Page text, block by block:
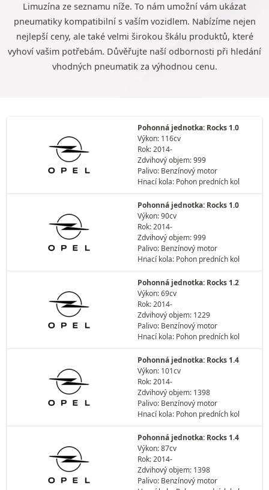
Limuzína ze seznamu níže. To nám umožní vám ukázat
pneumatiky kompatibilní s vaším vozidlem. Nabízíme nejen
nejlepší ceny, ale také velmi širokou škálu produktů, které
vyhoví vašim potřebám. Důvěřujte naší odbornosti při hledání
vhodných pneumatik za výhodnou cenu.
Pohonná jednotka: Rocks 1.0
Výkon: 116cv
Rok: 2014-
Zdvihový objem: 999
Palivo: Benzínový motor
Hnací kola: Pohon predních kol
Pohonná jednotka: Rocks 1.0
Výkon: 90cv
Rok: 2014-
Zdvihový objem: 999
Palivo: Benzínový motor
Hnací kola: Pohon predních kol
Pohonná jednotka: Rocks 1.2
Výkon: 69cv
Rok: 2014-
Zdvihový objem: 1229
Palivo: Benzínový motor
Hnací kola: Pohon predních kol
Pohonná jednotka: Rocks 1.4
Výkon: 101cv
Rok: 2014-
Zdvihový objem: 1398
Palivo: Benzínový motor
Hnací kola: Pohon predních kol
Pohonná jednotka: Rocks 1.4
Výkon: 87cv
Rok: 2014-
Zdvihový objem: 1398
Palivo: Benzínový motor